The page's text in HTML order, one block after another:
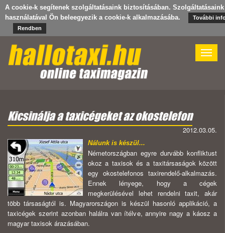
A cookie-k segítenek szolgáltatásaink biztosításában. Szolgáltatásaink
használatával Ön beleegyezik a cookie-k alkalmazásába.
További
Rendben
Toggle
Kicsinálja a taxicégeket az okostelefon
2012.03.05.
Nálunk is készül...
Németországban egyre durvább konfliktust
okoz a taxisok és a taxitársaságok között
egy okostelefonos taxirendelő-alkalmazás.
Ennek lényege, hogy a cégek
megkerülésével lehet rendelni taxit, akár
több társaságtól is. Magyarországon is készül hasonló applikáció, a
taxicégek szerint azonban halálra van ítélve, annyire nagy a káosz a
magyar taxisok árazásában.